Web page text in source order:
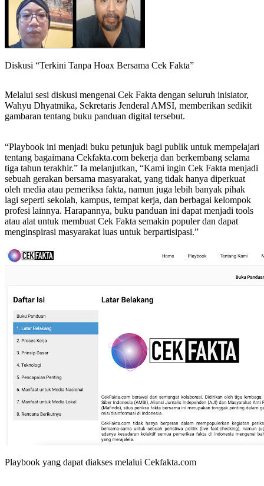
Diskusi “Terkini Tanpa Hoax Bersama Cek Fakta”
Melalui sesi diskusi mengenai Cek Fakta dengan seluruh inisiator,
Wahyu Dhyatmika, Sekretaris Jenderal AMSI, memberikan sedikit
gambaran tentang buku panduan digital tersebut.
“Playbook ini menjadi buku petunjuk bagi publik untuk mempelajari
tentang bagaimana Cekfakta.com bekerja dan berkembang selama
tiga tahun terakhir.” Ia melanjutkan, “Kami ingin Cek Fakta menjadi
sebuah gerakan bersama masyarakat, yang tidak hanya diperkuat
oleh media atau pemeriksa fakta, namun juga lebih banyak pihak
lagi seperti sekolah, kampus, tempat kerja, dan berbagai kelompok
profesi lainnya. Harapannya, buku panduan ini dapat menjadi tools
atau alat untuk membuat Cek Fakta semakin populer dan dapat
menginspirasi masyarakat luas untuk berpartisipasi.”
Playbook yang dapat diakses melalui Cekfakta.com